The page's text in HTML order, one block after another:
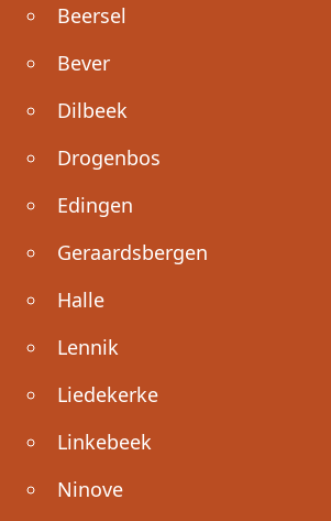
Beersel
Bever
Dilbeek
Drogenbos
Edingen
Geraardsbergen
Halle
Lennik
Liedekerke
Linkebeek
Ninove